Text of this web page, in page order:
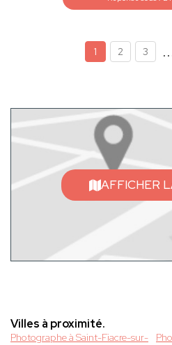
1 2 3
AFFICHER
Villes à proximité.
Photographe à Saint-Fiacre-sur-